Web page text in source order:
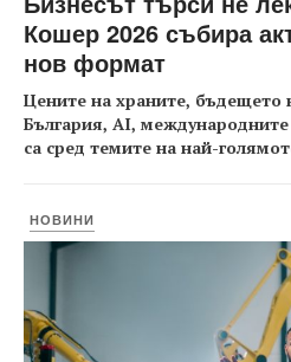
Кошер 2026 събира
нов формат
Цените на храните, бъдещето
България, AI,
са сред темите на най-
НОВИНИ